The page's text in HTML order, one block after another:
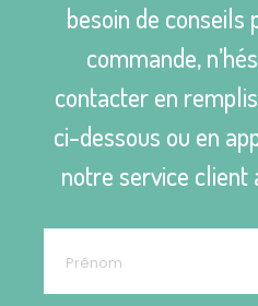
besoin de conseils
commande,
contacter en
ci-dessous ou en
notre service client